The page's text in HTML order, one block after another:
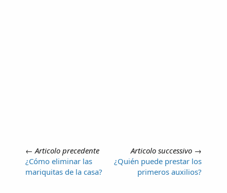
← Articolo precedente
¿Cómo eliminar las
mariquitas de la casa?
Articolo successivo →
¿Quién puede prestar los
primeros auxilios?